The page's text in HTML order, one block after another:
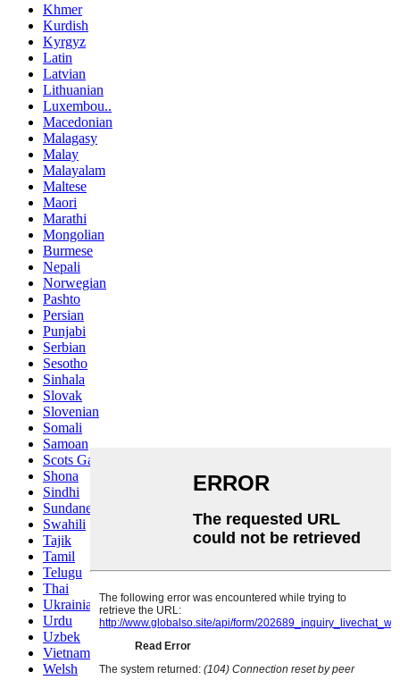
Khmer
Kurdish
Kyrgyz
Latin
Latvian
Lithuanian
Luxembou..
Macedonian
Malagasy
Malay
Malayalam
Maltese
Maori
Marathi
Mongolian
Burmese
Nepali
Norwegian
Pashto
Persian
Punjabi
Serbian
Sesotho
Sinhala
Slovak
Slovenian
Somali
Samoan
Scots Gaelic
Shona
Sindhi
Sundanese
Swahili
Tajik
Tamil
Telugu
Thai
Ukrainian
Urdu
Uzbek
Vietnamese
Welsh